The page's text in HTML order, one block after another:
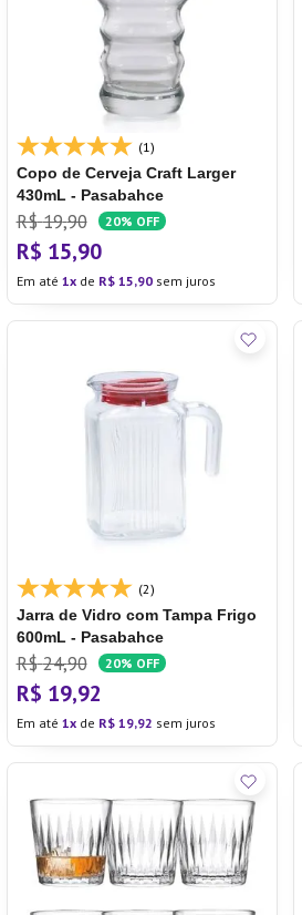
(1)
Copo de Cerveja Craft Larger
430mL - Pasabahce
R$ 19,90 20% OFF
R$ 15,90
Em até 1 de R$ 15,90sem juros
(2)
Jarra de Vidro com Tampa Frigo
600mL - Pasabahce
R$ 24,90 20% OFF
R$ 19,92
Em até 1 de R$ 19,92 sem juros